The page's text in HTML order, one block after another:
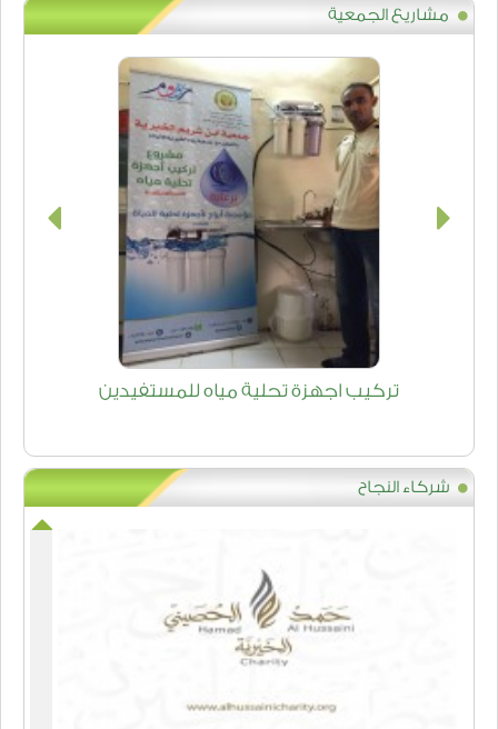
مشاريع الجمعية
تركيب اجهزة تحلية مياه للمستفيدين
شركاء النجاح